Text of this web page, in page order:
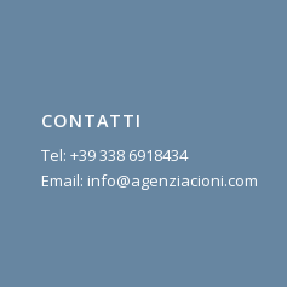
CONTATTI
Tel: +39 338 6918434
Email: info@agenziacioni.com